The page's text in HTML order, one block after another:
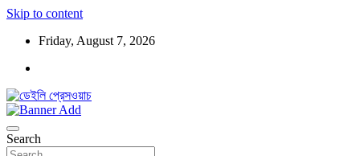
Skip to content
Friday, August 7, 2026
ডেইলি প্রেসওয়াচ
Search